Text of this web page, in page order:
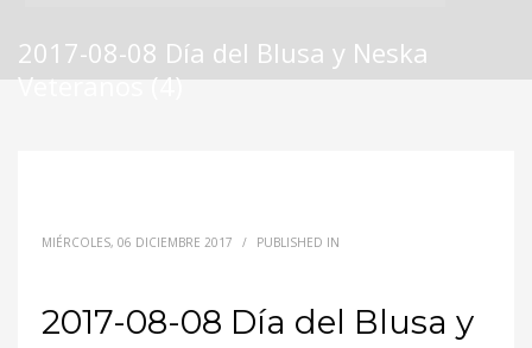
2017-08-08 Día del Blusa y Neska
Veteranos (4)
MIÉRCOLES, 06 DICIEMBRE 2017 / PUBLISHED IN
2017-08-08 Día del Blusa y